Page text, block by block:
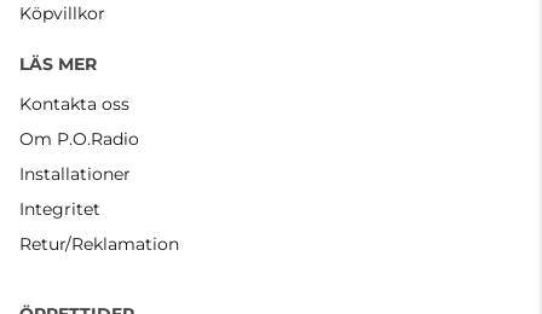
Köpvillkor
LÄS MER
Kontakta oss
Om P.O.Radio
Installationer
Integritet
Retur/Reklamation